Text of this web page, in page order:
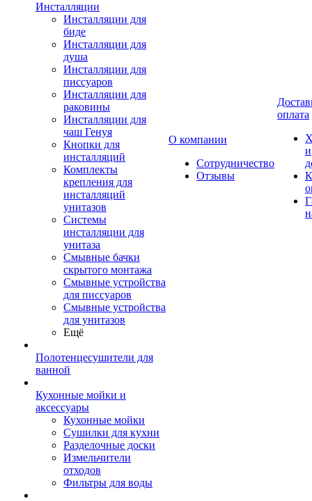
Инсталляции
Инсталляции для
биде
Инсталляции для
душа
Инсталляции для
писсуаров
Инсталляции для
раковины
Инсталляции для
чаш Генуя
Кнопки для
инсталляций
Комплекты
крепления для
инсталляций
унитазов
Системы
инсталляции для
унитаза
Смывные бачки
скрытого монтажа
Смывные устройства
для писсуаров
Смывные устройства
для унитазов
Ещё
Полотенцесушители для
ванной
Кухонные мойки и
аксессуары
Кухонные мойки
Сушилки для кухни
Разделочные доски
Измельчители
отходов
Фильтры для воды
О компании
Сотрудничество
Отзывы
оплата
и